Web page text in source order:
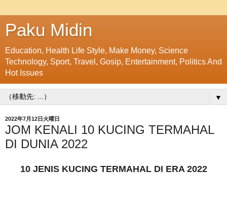
Paku Midin
Education, Health Life Style, Make Money, Science
Technology, Sport, Travel, Gosip, Entertainment, Politics And
Hot Issues
▼
2022年7月12日火曜日
JOM KENALI 10 KUCING TERMAHAL
DI DUNIA 2022
10 JENIS KUCING TERMAHAL DI ERA 2022